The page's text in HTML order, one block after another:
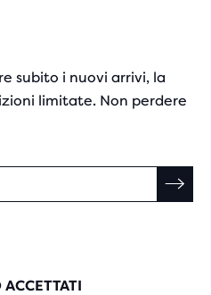
subito i nuovi arrivi, la
limitate. Non perdere